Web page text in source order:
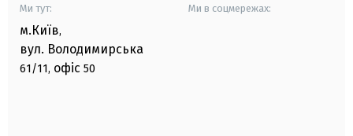
Ми тут:
м.Київ,
вул. Володимирська
61/11, офіс 50
Ми в соцмережах: